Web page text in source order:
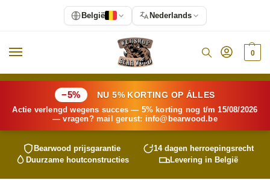
0
−5% NU 5% KORTING OP ÁLLES
Actie verlengd wegens succes — 5% korting nog t/m 15/08/2026
— vragen? mail gerust: info@ bearwood.be
Bearwood prijsgarantie
14 dagen herroepingsrecht
Duurzame houtconstructies
Levering in België
België Nederlands